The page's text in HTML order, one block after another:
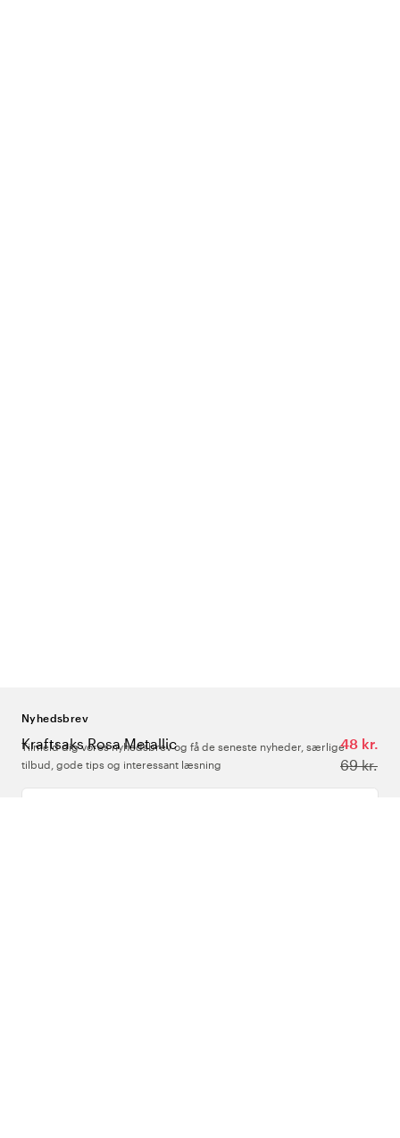
Kraftsaks Rosa Metallic
48 kr.
69 kr.
Nyhedsbrev
Tilmeld dig vores nyhedsbrev og få de seneste nyheder, særlige
tilbud, gode tips og interessant læsning
Indtast din e-mailadresse